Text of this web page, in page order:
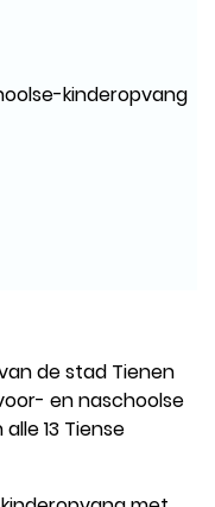
kinderopvang
de stad Tienen
en naschoolse
13 Tiense